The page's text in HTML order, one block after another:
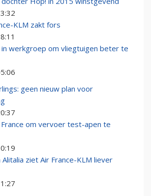
KLM zakt fors
in werkgroep om vliegtuigen beter te
geen nieuw plan voor
om vervoer test-apen te
ziet Air France-KLM liever